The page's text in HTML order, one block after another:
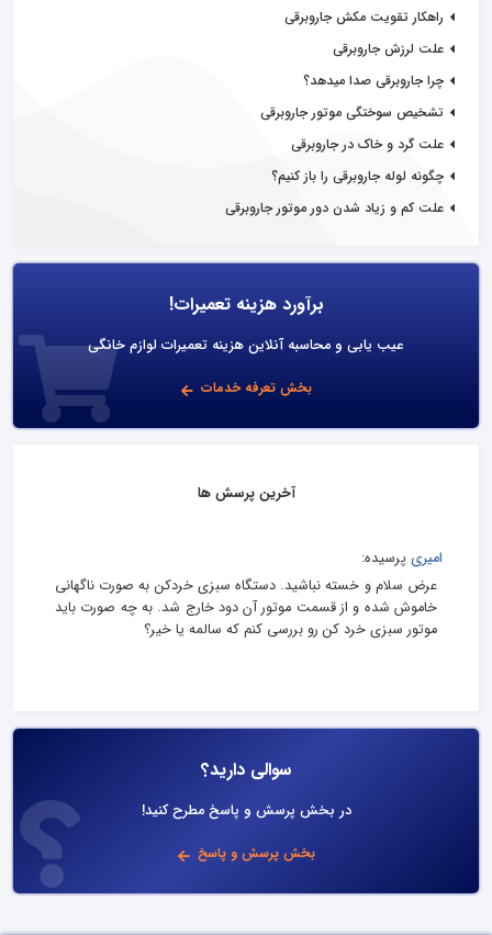
راهکار تقویت مکش جاروبرقی
علت لرزش جاروبرقی
چرا جاروبرقی صدا میدهد؟
تشخیص سوختگی موتور جاروبرقی
علت گرد و خاک در جاروبرقی
چگونه لوله جاروبرقی را باز کنیم؟
علت کم و زیاد شدن دور موتور جاروبرقی
برآورد هزینه تعمیرات!
عیب یابی و محاسبه آنلاین هزینه تعمیرات لوازم خانگی
بخش تعرفه خدمات
آخرین پرسش ها
امیری پرسیده:
عرض سلام و خسته نباشید. دستگاه سبزی خردکن به صورت ناگهانی
خاموش شده و از قسمت موتور آن دود خارج شد. به چه صورت باید
موتور سبزی خرد کن رو بررسی کنم که سالمه یا خیر؟
سوالی دارید؟
در بخش پرسش و پاسخ مطرح کنید!
بخش پرسش و پاسخ